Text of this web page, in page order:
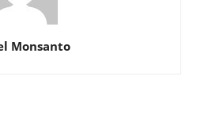
Monsanto